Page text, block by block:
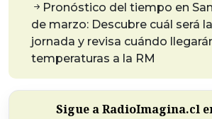
Pronóstico del tiempo en
de marzo: Descubre cuál será
jornada y revisa cuándo
temperaturas a la RM
Sigue a RadioImagina.cl